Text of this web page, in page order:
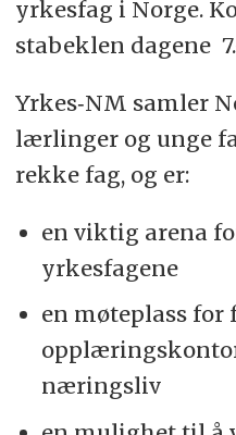
yrkesfag i Norge.
stabeklen dagene
Yrkes‑NM samler
lærlinger og unge
rekke fag, og er:
en viktig arena
yrkesfagene
en møteplass for
næringsliv